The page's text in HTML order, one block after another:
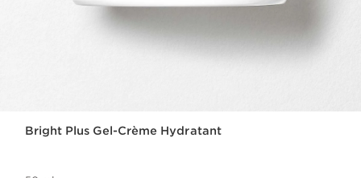
Bright Plus Gel-Crème Hydratant